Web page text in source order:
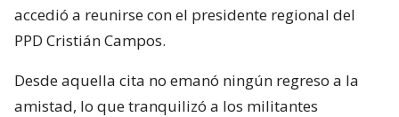
accedió a reunirse con el presidente regional del
PPD Cristián Campos.
Desde aquella cita no emanó ningún regreso a la
amistad, lo que tranquilizó a los militantes